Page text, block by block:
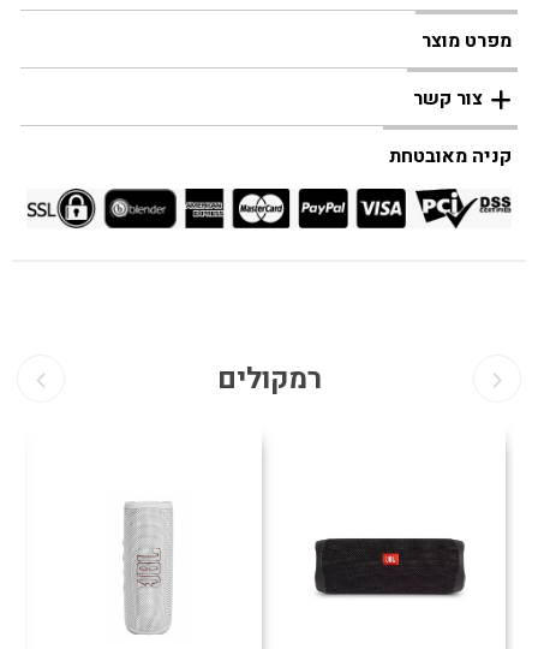
מפרט מוצר
צור קשר
קניה מאובטחת
רמקולים